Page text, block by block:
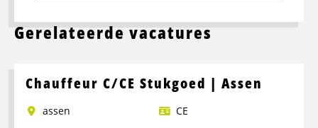
Gerelateerde vacatures
Chauffeur C/CE Stukgoed | Assen
assen
CE